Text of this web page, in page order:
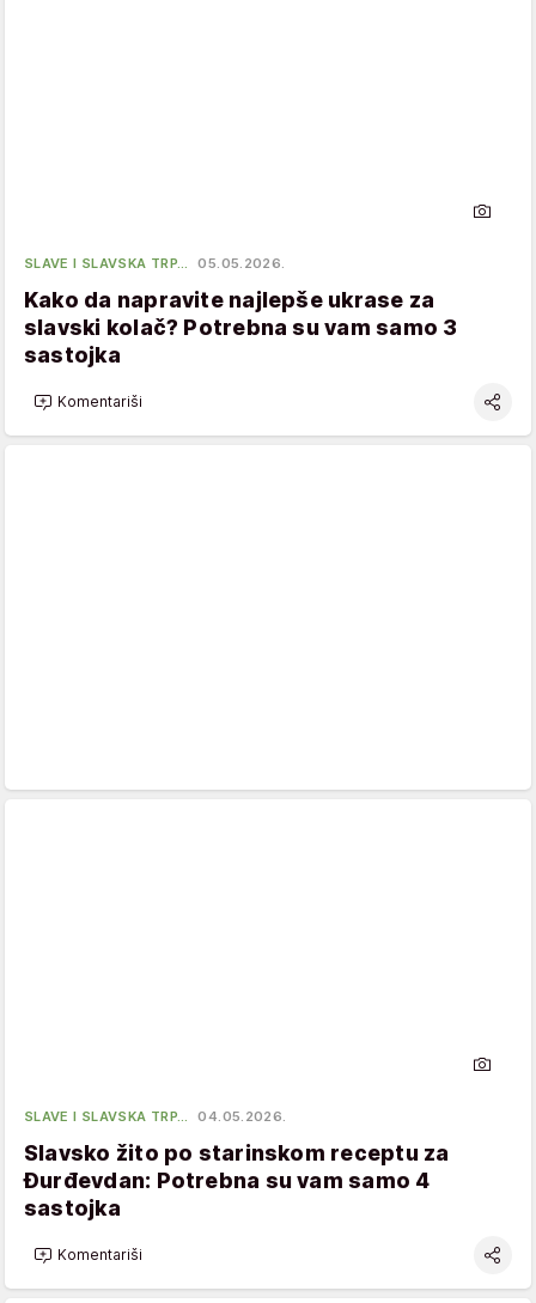
SLAVE I SLAVSKA TRP… 05.05.2026.
Kako da napravite najlepše ukrase za
slavski kolač? Potrebna su vam samo 3
sastojka
Komentariši
SLAVE I SLAVSKA TRP… 04.05.2026.
Slavsko žito po starinskom receptu za
Đurđevdan: Potrebna su vam samo 4
sastojka
Komentariši